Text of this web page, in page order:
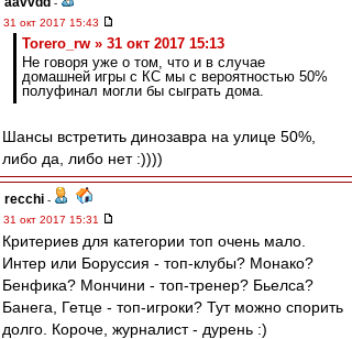
-
31 окт 2017 15:43
Torero_rw » 31 окт 2017 15:13
Не говоря уже о том, что и в случае
домашней игры с КС мы с вероятностью 50%
полуфинал могли бы сыграть дома.
Шансы встретить динозавра на улице 50%,
либо да, либо нет :))))
recchi -
31 окт 2017 15:31
Критериев для категории топ очень мало.
Интер или Боруссия - топ-клубы? Монако?
Бенфика? Мончини - топ-тренер? Бьелса?
Банега, Гетце - топ-игроки? Тут можно спорить
долго. Короче, журналист - дурень :)